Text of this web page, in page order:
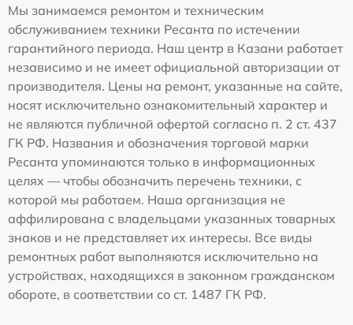
Мы занимаемся ремонтом и техническим
обслуживанием техники Ресанта по истечении
гарантийного периода. Наш центр в Казани работает
независимо и не имеет официальной авторизации от
производителя. Цены на ремонт, указанные на сайте,
носят исключительно ознакомительный характер и
не являются публичной офертой согласно п. 2 ст. 437
ГК РФ. Названия и обозначения торговой марки
Ресанта упоминаются только в информационных
целях — чтобы обозначить перечень техники, с
которой мы работаем. Наша организация не
аффилирована с владельцами указанных товарных
знаков и не представляет их интересы. Все виды
ремонтных работ выполняются исключительно на
устройствах, находящихся в законном гражданском
обороте, в соответствии со ст. 1487 ГК РФ.